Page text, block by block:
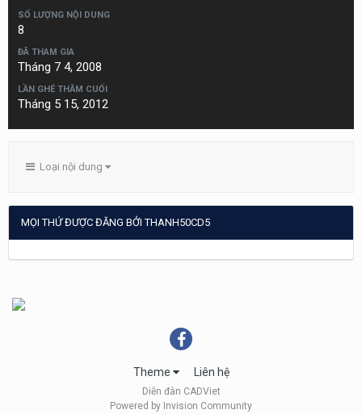
SỐ LƯỢNG NỘI DUNG
8
ĐÃ THAM GIA
Tháng 7 4, 2008
LẦN GHÉ THĂM CUỐI
Tháng 5 15, 2012
Loại nội dung
MỌI THỨ ĐƯỢC ĐĂNG BỞI THANH50CD5
Theme Liên hệ
Diễn đàn CADViet
Powered by Invision Community